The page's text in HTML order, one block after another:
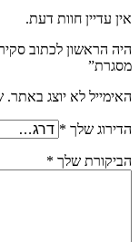
אין עדיין חוות דעת.
היה הראשון לכתוב
מסגרת”
האימייל לא יוצג באתר.
הדירוג שלך *
הביקורת שלך *